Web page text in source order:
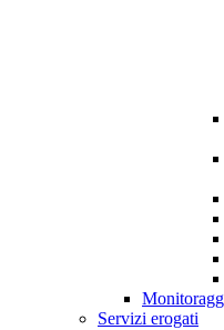
Servizi erogati